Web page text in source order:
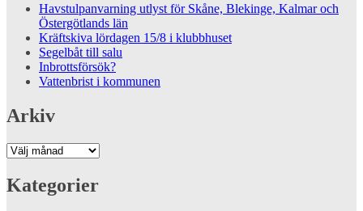
Havstulpanvarning utlyst för Skåne, Blekinge, Kalmar och
Östergötlands län
Kräftskiva lördagen 15/8 i klubbhuset
Segelbåt till salu
Inbrottsförsök?
Vattenbrist i kommunen
Arkiv
Arkiv
Kategorier